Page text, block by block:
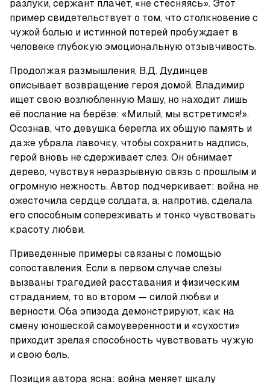
разлуки, сержант плачет, «не стесняясь». Этот
пример свидетельствует о том, что столкновение с
чужой болью и истинной потерей пробуждает в
человеке глубокую эмоциональную отзывчивость.
Продолжая размышления, В.Д. Дудинцев
описывает возвращение героя домой. Владимир
ищет свою возлюбленную Машу, но находит лишь
её послание на берёзе: «Милый, мы встретимся!».
Осознав, что девушка берегла их общую память и
даже убрала лавочку, чтобы сохранить надпись,
герой вновь не сдерживает слез. Он обнимает
дерево, чувствуя неразрывную связь с прошлым и
огромную нежность. Автор подчеркивает: война не
ожесточила сердце солдата, а, напротив, сделала
его способным сопереживать и тонко чувствовать
красоту любви.
Приведенные примеры связаны с помощью
сопоставления. Если в первом случае слезы
вызваны трагедией расставания и физическим
страданием, то во втором — силой любви и
верности. Оба эпизода демонстрируют, как на
смену юношеской самоуверенности и «сухости»
приходит зрелая способность чувствовать чужую
и свою боль.
Позиция автора ясна: война меняет шкалу